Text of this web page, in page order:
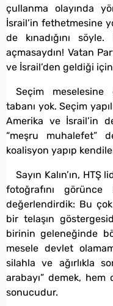
çullanma olayında
İsrail’in fethetmesine
de kınadığını
açmasaydın! Vatan
ve İsrail’den geldiği
Seçim meselesine
tabanı yok. Seçim
Amerika ve İsrail’in
“meşru muhalefet”
koalisyon yapıp
Sayın Kalın’ın,
fotoğrafını
değerlendirdik: Bu
bir telaşın
birinin geleneğinde
mesele devlet
silahla ve ağırlıkla
arabayı” demek,
sonucudur.